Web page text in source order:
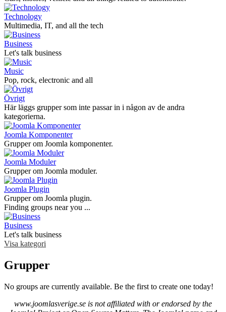
Technology
Multimedia, IT, and all the tech
Business
Let's talk business
Music
Pop, rock, electronic and all
Övrigt
Här läggs grupper som inte passar in i någon av de andra
kategorierna.
Joomla Komponenter
Grupper om Joomla komponenter.
Joomla Moduler
Grupper om Joomla moduler.
Joomla Plugin
Grupper om Joomla plugin.
Finding groups near you ...
Business
Let's talk business
Visa kategori
Grupper
No groups are currently available. Be the first to create one today!
www.joomlasverige.se is not affiliated with or endorsed by the